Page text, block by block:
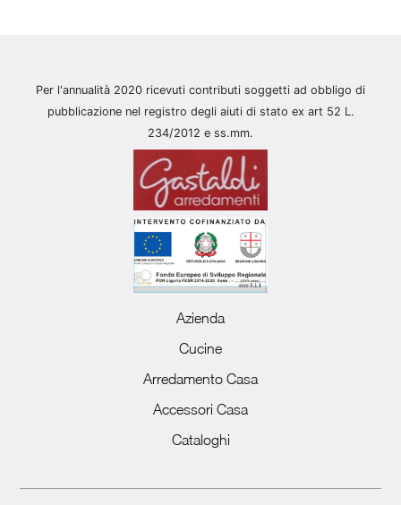
Per l'annualità 2020 ricevuti contributi soggetti ad obbligo di
pubblicazione nel registro degli aiuti di stato ex art 52 L.
234/2012 e ss.mm.
Azienda
Cucine
Arredamento Casa
Accessori Casa
Cataloghi